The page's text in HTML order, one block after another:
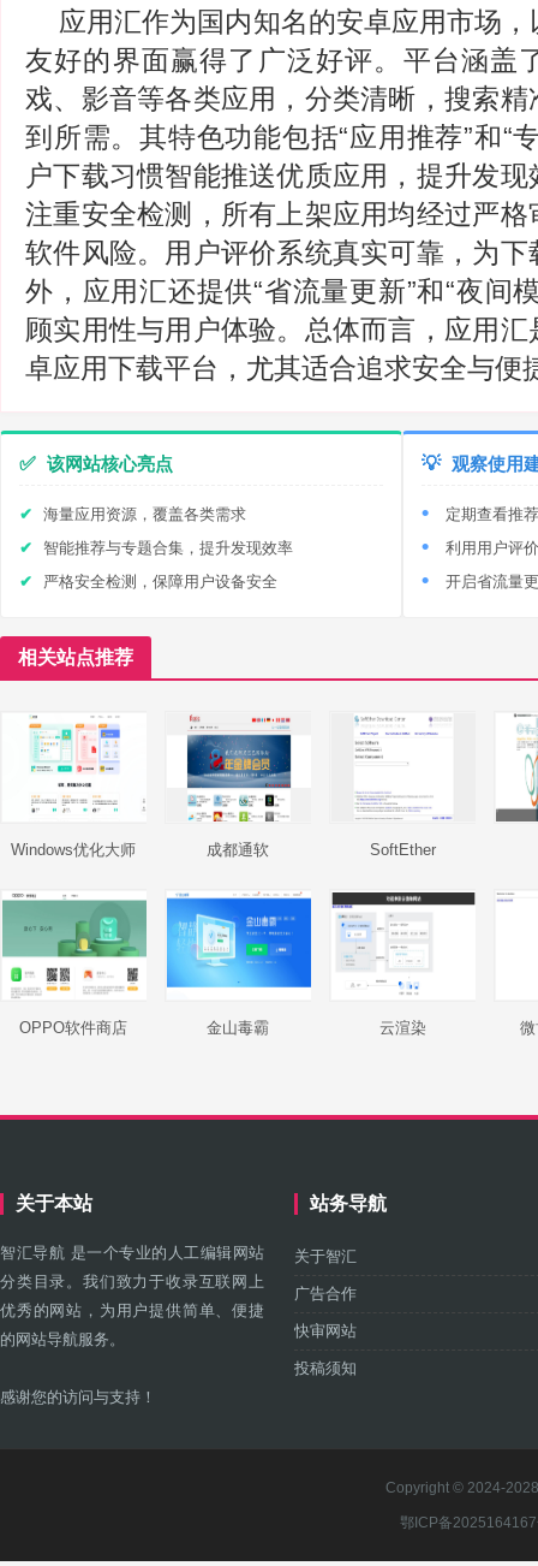
应用汇作为国内知名的安卓应用市场
友好的界面赢得了广泛好评。平台涵盖
戏、影音等各类应用，分类清晰，搜索
到所需。其特色功能包括“应用推荐”和“
户下载习惯智能推送优质应用，提升发
注重安全检测，所有上架应用均经过严
软件风险。用户评价系统真实可靠，为
外，应用汇还提供“省流量更新”和“夜间
顾实用性与用户体验。总体而言，应用
卓应用下载平台，尤其适合追求安全与便
✅ 该网站核心亮点
海量应用资源，覆盖各类需求
智能推荐与专题合集，提升发现效率
严格安全检测，保障用户设备安全
💡 观察使用
定期查看推
利用用户评
开启省流量
相关站点推荐
Windows优化大师 成都通软 SoftEther
OPPO软件商店 金山毒霸 云渲染
关于本站
智汇导航 是一个专业的人工编辑网站
分类目录。我们致力于收录互联网上
优秀的网站，为用户提供简单、便捷
的网站导航服务。
感谢您的访问与支持！
站务导航
关于智汇
广告合作
快审网站
投稿须知
Copyright © 2024-
鄂ICP备